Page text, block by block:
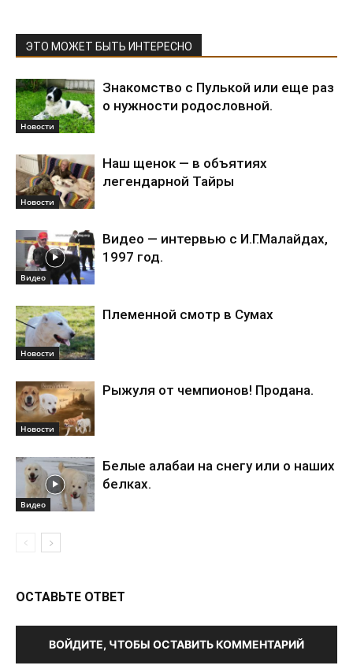
ЭТО МОЖЕТ БЫТЬ ИНТЕРЕСНО
Новости
Знакомство с Пулькой или еще раз
о нужности родословной.
Новости
Наш щенок — в объятиях
легендарной Тайры
Видео
Видео — интервью с И.Г.Малайдах,
1997 год.
Новости
Племенной смотр в Сумах
Новости
Рыжуля от чемпионов! Продана.
Видео
Белые алабаи на снегу или о наших
белках.
ОСТАВЬТЕ ОТВЕТ
ВОЙДИТЕ, ЧТОБЫ ОСТАВИТЬ КОММЕНТАРИЙ